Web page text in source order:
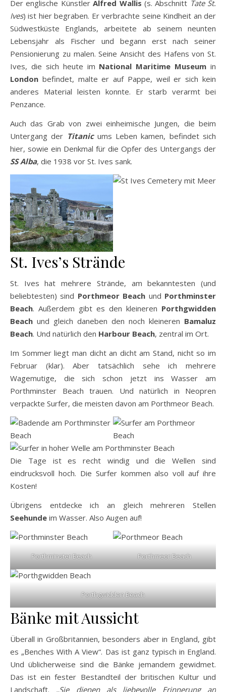
Der englische KünstlerAlfred Wallis (s. Abschnitt Tate St.
Ives) ist hier begraben. Er verbrachte seine Kindheit an der
Südwestküste Englands, arbeitete ab seinem neunten
Lebensjahr als Fischer und begann erst nach seiner
Pensionierung zu malen. Seine Ansicht des Hafens von St.
Ives, die sich heute im National Maritime Museum in
London befindet, malte er auf Pappe, weil er sich kein
anderes Material leisten konnte. Er starb verarmt bei
Penzance.
Auch das Grab von zwei einheimische Jungen, die beim
Untergang der Titanic ums Leben kamen, befindet sich
hier, sowie ein Denkmal für die Opfer des Untergangs der
SS Alba, die 1938 vor St. Ives sank.
St. Ives’s Strände
St. Ives hat mehrere Strände, am bekanntesten (und
beliebtesten) sind Porthmeor Beach und Porthminster
Beach. Außerdem gibt es den kleineren Porthgwidden
Beach und gleich daneben den noch kleineren Bamaluz
Beach. Und natürlich den Harbour Beach, zentral im Ort.
Im Sommer liegt man dicht an dicht am Stand, nicht so im
Februar (klar). Aber tatsächlich sehe ich mehrere
Wagemutige, die sich schon jetzt ins Wasser am
Porthminster Beach trauen. Und natürlich in Neopren
verpackte Surfer, die meisten davon am Porthmeor Beach.
Die Tage ist es recht windig und die Wellen sind
eindrucksvoll hoch. Die Surfer kommen also voll auf ihre
Kosten!
Übrigens entdecke ich an gleich mehreren Stellen
Seehunde im Wasser. Also Augen auf!
Porthminster Beach Porthmeor Beach
Porthgwidden Beach
Bänke mit Aussicht
Überall in Großbritannien, besonders aber in England, gibt
es „Benches With A View“. Das ist ganz typisch in England.
Und üblicherweise sind die Bänke jemandem gewidmet.
Das ist ein fester Bestandteil der britischen Kultur und
Landschaft. „Sie dienen als liebevolle Erinnerung an